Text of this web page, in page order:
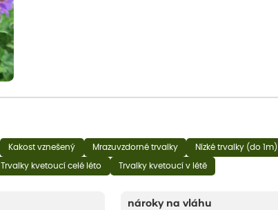
Kakost vznešený Mrazuvzdorné trvalky Nízké trvalky (do 1m)
Trvalky kvetoucí celé léto Trvalky kvetoucí v létě
nároky na vláhu